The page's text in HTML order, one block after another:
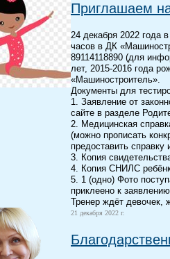
Приглашаем
24 декабря 2022 года
часов в ДК
89114118890 (для
лет, 2015-2016 года
«Машиностроитель».
Документы для
1. Заявление от
сайте в разделе
2. Медицинская
(можно прописать
предоставить справку
3. Копия
4. Копия СНИЛС
5. 1 (одно) Фото
приклеено к
Тренер ждёт девочек,
21 декабря 2022 г.